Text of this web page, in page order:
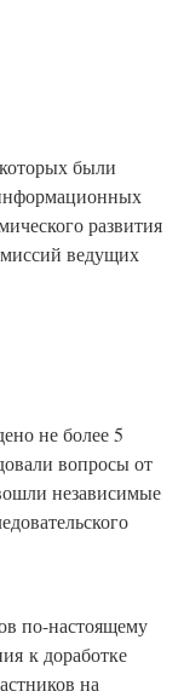
были
развития
ведущих
не более 5
вопросы от
независимые
по-настоящему
к доработке
на